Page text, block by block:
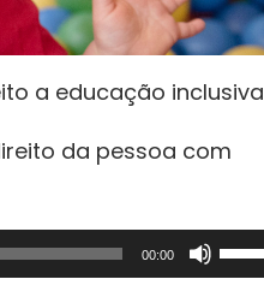
a educação inclusiva
da pessoa com
00:00
Use